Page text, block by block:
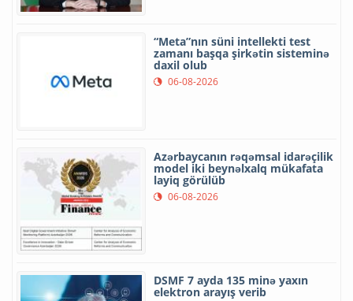
“Meta”nın süni intellekti test
zamanı başqa şirkətin sisteminə
daxil olub
06-08-2026
Azərbaycanın rəqəmsal idarəçilik
model iki beynəlxalq mükafata
layiq görülüb
06-08-2026
DSMF 7 ayda 135 minə yaxın
elektron arayış verib